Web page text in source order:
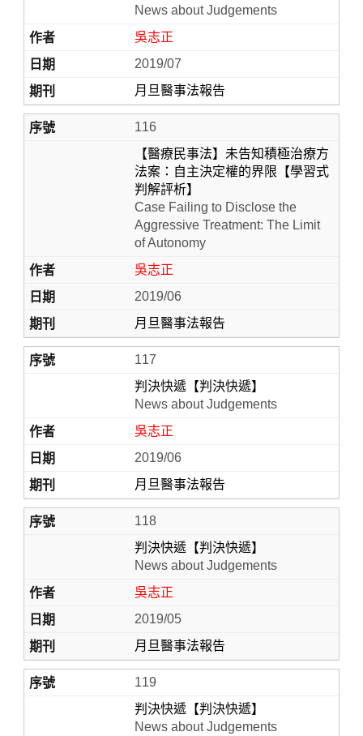
News about Judgements
吳志正
2019/07
月旦醫事法報告
116
【醫療民事法】未告知積極治療方
法案：自主決定權的界限【學習式
判解評析】
Case Failing to Disclose the
Aggressive Treatment: The Limit
of Autonomy
吳志正
2019/06
月旦醫事法報告
117
判決快遞【判決快遞】
News about Judgements
吳志正
2019/06
月旦醫事法報告
118
判決快遞【判決快遞】
News about Judgements
吳志正
2019/05
月旦醫事法報告
119
判決快遞【判決快遞】
News about Judgements